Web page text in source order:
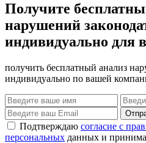
Получите
нарушений
индивидуально для
получить бесплатный анализ
индивидуально по вашей
Подтверждаю согласие с
персональных данных и